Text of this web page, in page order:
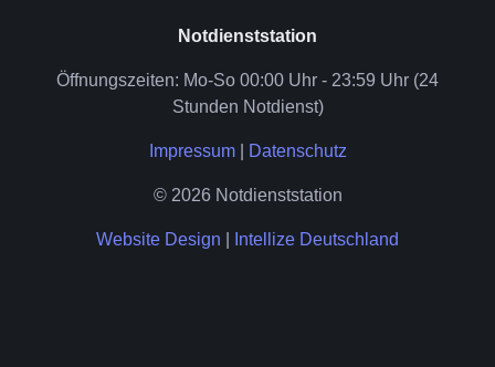
Notdienststation
Öffnungszeiten: Mo-So 00:00 Uhr - 23:59 Uhr (24
Stunden Notdienst)
Impressum| Datenschutz
© 2026 Notdienststation
Website Design Intellize Deutschland